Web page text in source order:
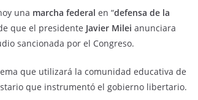
una marcha federal en “defensa de la
que el presidente Javier Milei anunciara
sancionada por el Congreso.
que utilizará la comunidad educativa de
que instrumentó el gobierno libertario.